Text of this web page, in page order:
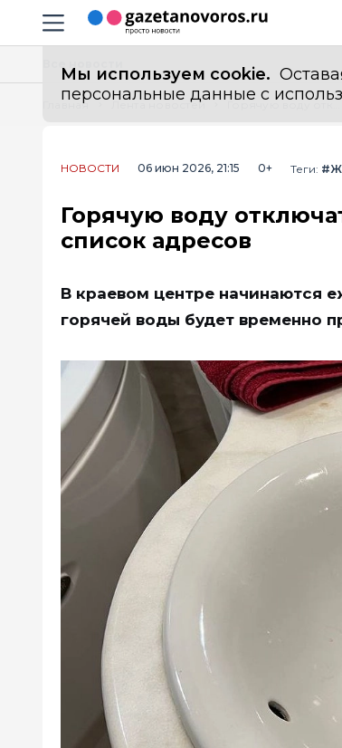
Навигация сайта
Мы используем cookie.
персональные данные с
Главная Лента новостей Горячую воду отключат в Краснодаре с 8 по 21 июня: полный список адресов
НОВОСТИ 06 июн 2026, 21:15 0+ Теги:
Горячую воду
список адресов
В краевом центре начинаются
горячей воды будет временно